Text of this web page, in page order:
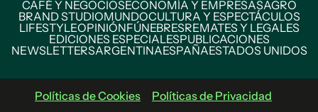
CAFÉ Y NEGOCIOSECONOMÍA Y EMPRESASAGRO
BRAND STUDIOMUNDOCULTURA Y ESPECTÁCULOS
LIFESTYLEOPINIÓNFÚNEBRESREMATES Y LEGALES
EDICIONES ESPECIALESPUBLICACIONES
NEWSLETTERSARGENTINAESPAÑAESTADOS UNIDOS
Políticas de Cookies Políticas de Privacidad